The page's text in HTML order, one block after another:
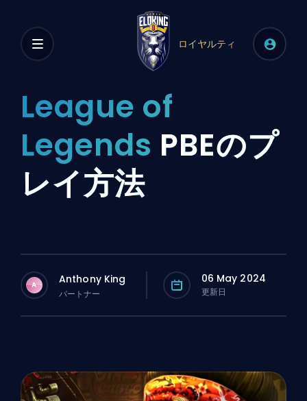
ロイヤルティ
League of
Legends PBEのプ
レイ方法
A Anthony King
パートナー
06 May 2024
更新日